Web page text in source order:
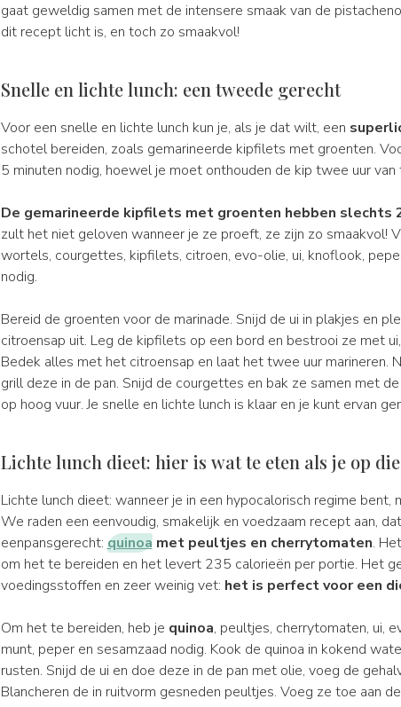
gaat geweldig samen met de intensere smaak van de
dit recept licht is, en toch zo smaakvol!
Snelle en lichte lunch: een tweede gerecht
Voor een snelle en lichte lunch kun je, als je dat wilt, een
schotel bereiden, zoals gemarineerde kipfilets met groenten.
5 minuten nodig, hoewel je moet onthouden de kip twee uur van
De gemarineerde kipfilets met groenten hebben slechts
zult het niet geloven wanneer je ze proeft, ze zijn zo smaakvol!
wortels, courgettes, kipfilets, citroen, evo-olie, ui, knoflook,
nodig.
Bereid de groenten voor de marinade. Snijd de ui in plakjes en
citroensap uit. Leg de kipfilets op een bord en bestrooi ze met
Bedek alles met het citroensap en laat het twee uur marineren.
grill deze in de pan. Snijd de courgettes en bak ze samen met
op hoog vuur. Je snelle en lichte lunch is klaar en je kunt ervan
Lichte lunch dieet: hier is wat te eten als je op
Lichte lunch dieet: wanneer je in een hypocalorisch regime bent,
We raden een eenvoudig, smakelijk en voedzaam recept aan,
eenpansgerecht: quinoamet peultjes en cherrytomaten.
om het te bereiden en het levert 235 calorieën per portie. Het
voedingsstoffen en zeer weinig vet: het is perfect voor een
Om het te bereiden, heb je quinoa, peultjes, cherrytomaten, ui,
munt, peper en sesamzaad nodig. Kook de quinoa in kokend
rusten. Snijd de ui en doe deze in de pan met olie, voeg de
Blancheren de in ruitvorm gesneden peultjes. Voeg ze toe aan